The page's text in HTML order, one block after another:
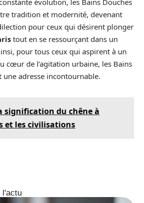
évolution, les Bains Douches
tradition et modernité, devenant
pour ceux qui désirent plonger
tout en se ressourçant dans un
pour tous ceux qui aspirent à un
cœur de l’agitation urbaine, les Bains
une adresse incontournable.
signification du chêne à
et les civilisations
l'actu